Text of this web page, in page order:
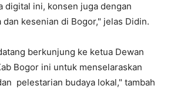
digital ini, konsen juga dengan
kesenian di Bogor," jelas Didin.
berkunjung ke ketua Dewan
Bogor ini untuk menselaraskan
pelestarian budaya lokal," tambah